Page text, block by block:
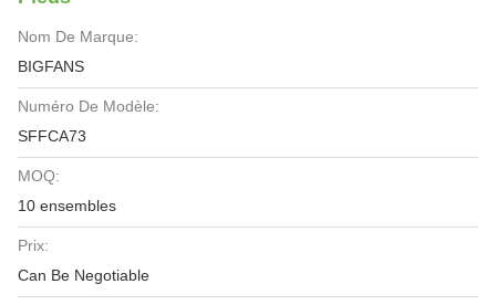
Nom De Marque:
BIGFANS
Numéro De Modèle:
SFFCA73
MOQ:
10 ensembles
Prix:
Can Be Negotiable